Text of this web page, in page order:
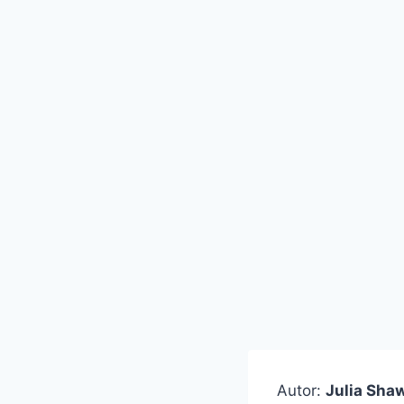
Autor: Julia